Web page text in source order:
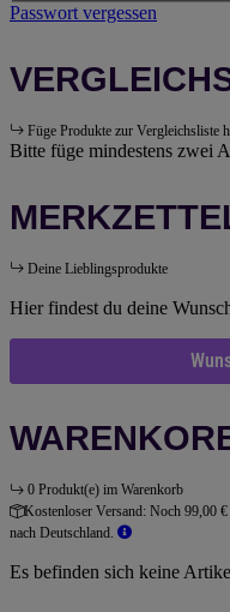
Passwort vergessen
Füge Produkte zur Vergleichsliste
Bitte füge mindestens zwei
Deine Lieblingsprodukte
Hier findest du deine
0 Produkt(e) im Warenkorb
Kostenloser Versand: Noch 99,00
nach Deutschland.
Es befinden sich keine